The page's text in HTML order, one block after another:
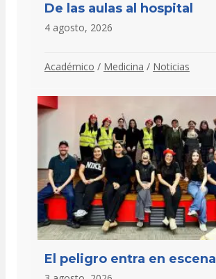
De las aulas al hospital
4 agosto, 2026
Académico / Medicina / Noticias
El peligro entra en escena